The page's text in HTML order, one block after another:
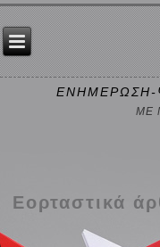
ΕΝΗΜΕΡΩΣΗ-
ΜΕ
Εορταστικά